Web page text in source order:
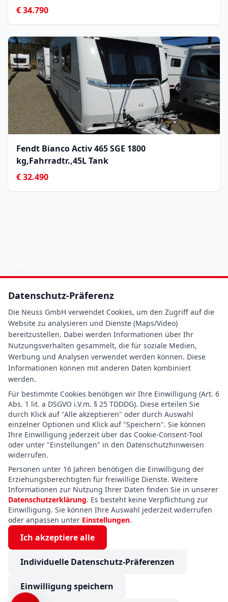
€ 34.790
Fendt Bianco Activ 465 SGE 1800
kg,Fahrradtr.,45L Tank
€ 32.490
Datenschutz-Präferenz
Die Neuss GmbH verwendet Cookies, um den Zugriff auf die
Website zu analysieren und Dienste (Maps/Video)
bereitzustellen. Dabei werden Informationen über Ihr
Nutzungsverhalten gesammelt, die für soziale Medien,
Werbung und Analysen verwendet werden können. Diese
Informationen können mit anderen Daten kombiniert
werden.
Für bestimmte Cookies benötigen wir Ihre Einwilligung (Art. 6
Abs. 1 lit. a DSGVO i.V.m. § 25 TDDDG). Diese erteilen Sie
durch Klick auf "Alle akzeptieren" oder durch Auswahl
einzelner Optionen und Klick auf "Speichern". Sie können
Ihre Einwilligung jederzeit über das Cookie-Consent-Tool
oder unter "Einstellungen" in den Datenschutzhinweisen
widerrufen.
Personen unter 16 Jahren benötigen die Einwilligung der
Erziehungsberechtigten für freiwillige Dienste. Weitere
Informationen zur Nutzung Ihrer Daten finden Sie in unserer
Datenschutzerklärung. Es besteht keine Verpflichtung zur
Einwilligung. Sie können Ihre Auswahl jederzeit widerrufen
oder anpassen unter Einstellungen.
Ich akzeptiere alle
Individuelle Datenschutz-Präferenzen
Einwilligung speichern